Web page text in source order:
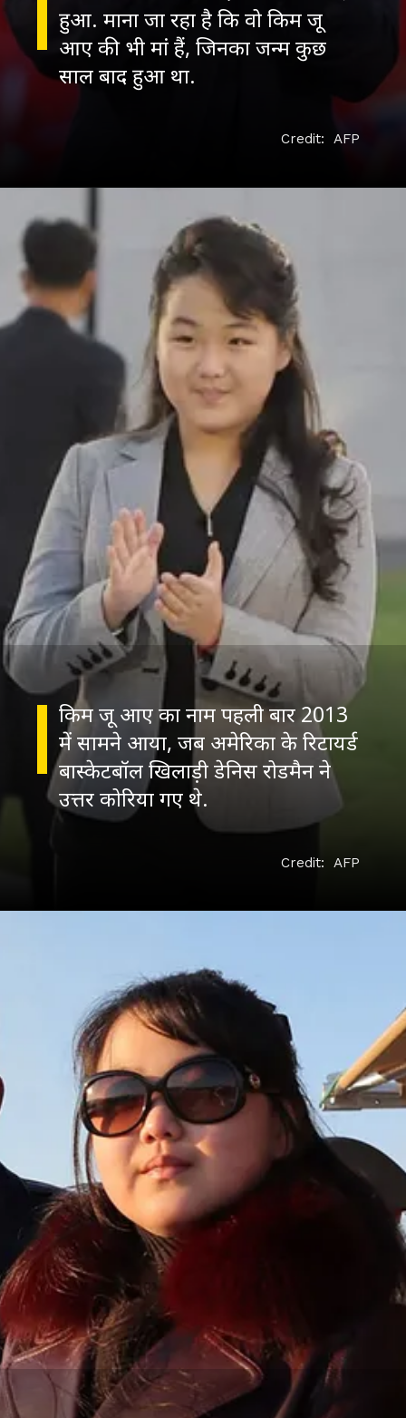
हुआ. माना जा रहा है कि वो किम जू
आए की भी मां हैं, जिनका जन्म कुछ
Credit: AFP
किम जू आए का नाम पहली बार 2013
में सामने आया, जब अमेरिका के रिटायर्ड
बास्केटबॉल खिलाड़ी डेनिस रोडमैन ने
Credit: AFP